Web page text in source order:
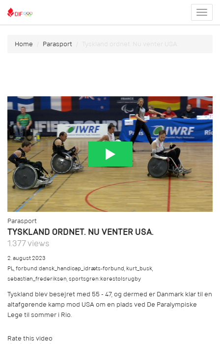
menu
Home Parasport Tyskland ordnet. Nu venter USA.
Parasport
TYSKLAND ORDNET. NU VENTER USA.
1.377 views
2. august 2023
PL,forbund:dansk_handicap_idræts-forbund,kurt_busk,
sebastian_frederiksen,sportsgren:kørestolsrugby
Tyskland blev besejret med 55 - 47, og dermed er Danmark klar til en
altafgørende kamp mod USA om en plads ved De Paralympiske
Lege til sommer i Rio.
Rate this video